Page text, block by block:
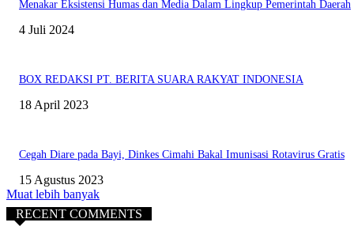
Menakar Eksistensi Humas dan Media Dalam Lingkup Pemerintah Daerah
4 Juli 2024
BOX REDAKSI PT. BERITA SUARA RAKYAT INDONESIA
18 April 2023
Cegah Diare pada Bayi, Dinkes Cimahi Bakal Imunisasi Rotavirus Gratis
15 Agustus 2023
Muat lebih banyak
RECENT COMMENTS